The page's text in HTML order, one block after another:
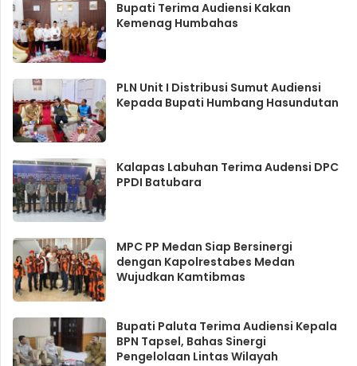
Bupati Terima Audiensi Kakan
Kemenag Humbahas
PLN Unit I Distribusi Sumut Audiensi
Kepada Bupati Humbang Hasundutan
Kalapas Labuhan Terima Audensi DPC
PPDI Batubara
MPC PP Medan Siap Bersinergi
dengan Kapolrestabes Medan
Wujudkan Kamtibmas
Bupati Paluta Terima Audiensi Kepala
BPN Tapsel, Bahas Sinergi
Pengelolaan Lintas Wilayah